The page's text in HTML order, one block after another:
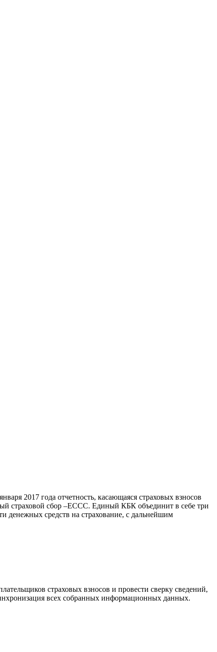
2017 года отчетность, касающаяся страховых взносов
страховой сбор –ЕССС. Единый КБК объединит в себе три
денежных средств на страхование, с дальнейшим
страховых взносов и провести сверку сведений,
всех собранных информационных данных.